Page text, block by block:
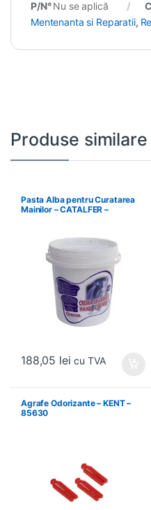
P/N°Nu se aplică
Mentenanta si Reparatii,
Produse similare
Pasta Alba pentru Curatarea
Mainilor – CATALFER –
188,05 lei cu TVA
Agrafe Odorizante – KENT –
85630